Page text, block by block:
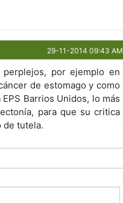
29-11-2014 09:43 AM
por ejemplo en
de estomago y como
Barrios Unidos, lo más
para que su critica
de tutela.